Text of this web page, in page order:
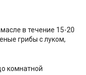
в течение 15-20
грибы с луком,
комнатной